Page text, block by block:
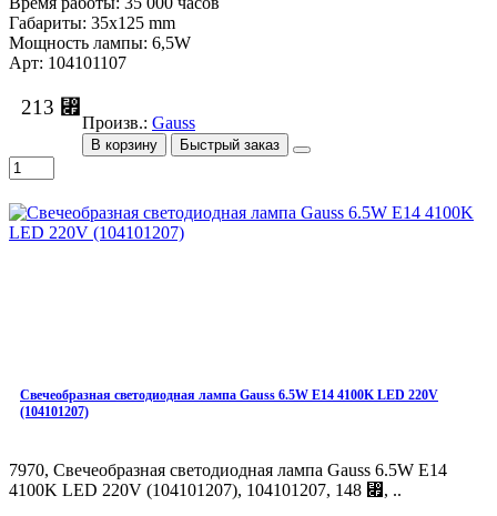
Габариты: 35x125 mm
Мощность лампы: 6,5W
Арт: 104101107
213 ⃏
Произв.: Gauss
В корзину Быстрый заказ
Свечеобразная светодиодная лампа Gauss 6.5W E14 4100K LED 220V
(104101207)
7970, Свечеобразная светодиодная лампа Gauss 6.5W E14
4100K LED 220V (104101207), 104101207, 148 ⃏, ..